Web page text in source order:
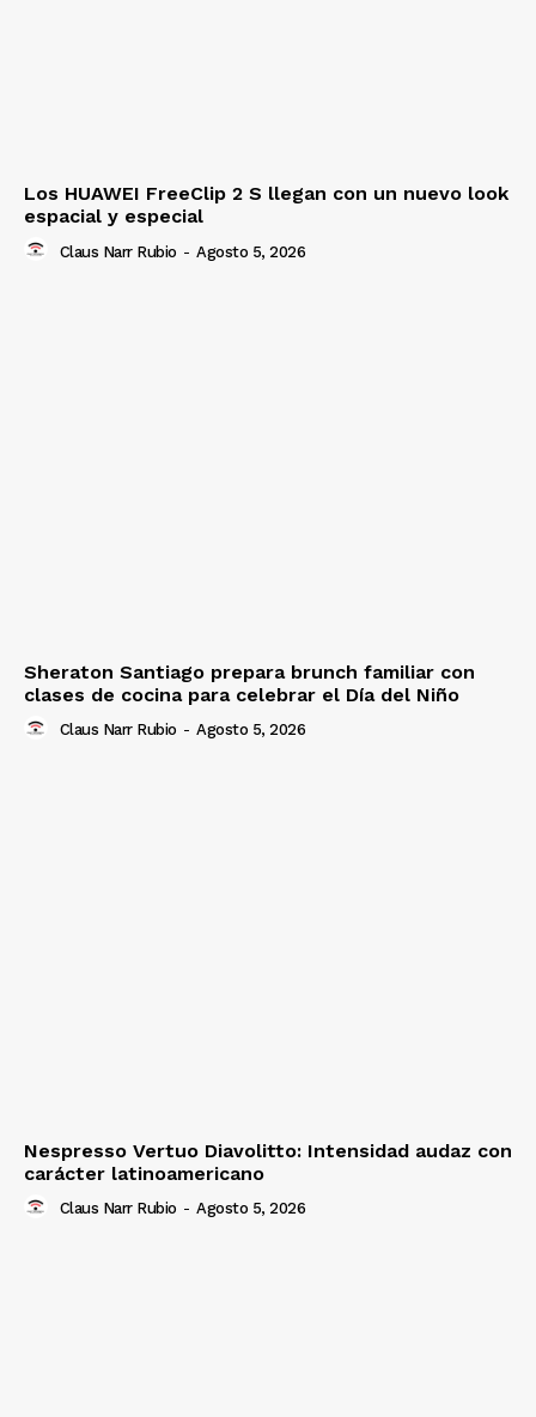
Los HUAWEI FreeClip 2 S llegan con un nuevo look
espacial y especial
Claus Narr Rubio - Agosto 5, 2026
Sheraton Santiago prepara brunch familiar con
clases de cocina para celebrar el Día del Niño
Claus Narr Rubio - Agosto 5, 2026
Nespresso Vertuo Diavolitto: Intensidad audaz con
carácter latinoamericano
Claus Narr Rubio - Agosto 5, 2026